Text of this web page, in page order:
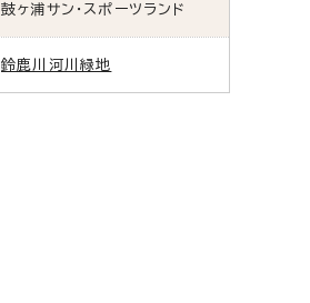
鼓ヶ浦サン・スポーツランド
鈴鹿川河川緑地